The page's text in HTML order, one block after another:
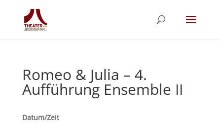
Romeo & Julia – 4.
Aufführung Ensemble II
Datum/Zeit